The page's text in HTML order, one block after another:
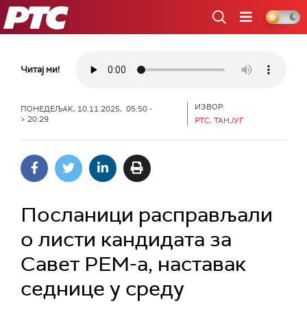
РТС
Читај ми!
ПОНЕДЕЉАК, 10.11.2025, 05:50 -
> 20:29
ИЗВОР:
РТС, ТАНЈУГ
Посланици расправљали
о листи кандидата за
Савет РЕМ-а, наставак
седнице у среду